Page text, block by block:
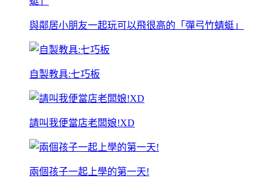
與鄰居小朋友一起玩可以飛很高的「彈弓竹蜻蜓」
自製教具:七巧板
請叫我便當店老闆娘!XD
兩個孩子一起上學的第一天!